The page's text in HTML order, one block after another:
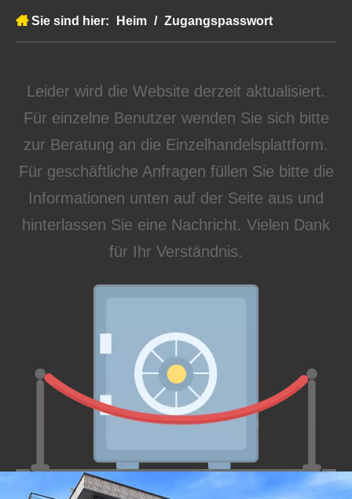
Sie sind hier: Heim / Zugangspasswort
Leider wird die Website derzeit aktualisiert.
Für einzelne Benutzer wenden Sie sich bitte
zur Beratung an die Einzelhandelsplattform.
Für geschäftliche Anfragen füllen Sie bitte die
Informationen unten auf der Seite aus und
hinterlassen Sie eine Nachricht. Vielen Dank
für Ihr Verständnis.